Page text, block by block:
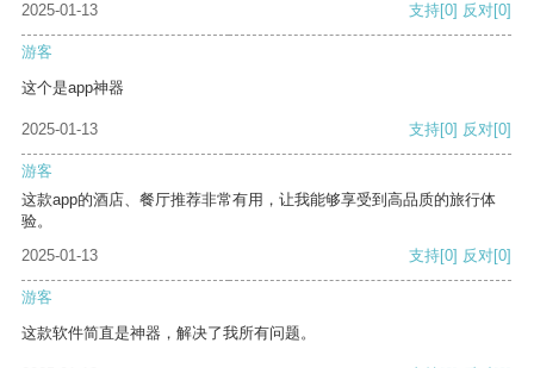
2025-01-13
支持[0] 反对[0]
游客
这个是app神器
2025-01-13 支持[0] 反对[0]
游客
这款app的酒店、餐厅推荐非常有用，让我能够享受到高品质的旅行体
验。
2025-01-13
支持[0] 反对[0]
游客
这款软件简直是神器，解决了我所有问题。